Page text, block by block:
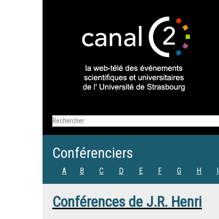
Conférenciers
A B C D E F G H I
Conférences de J.R. Henri